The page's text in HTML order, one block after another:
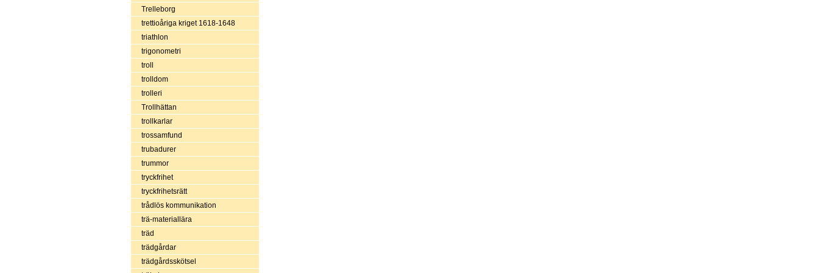
Trelleborg
trettioåriga kriget 1618-1648
triathlon
trigonometri
troll
trolldom
trolleri
Trollhättan
trollkarlar
trossamfund
trubadurer
trummor
tryckfrihet
tryckfrihetsrätt
trådlös kommunikation
trä-materiallära
träd
trädgårdar
trädgårdsskötsel